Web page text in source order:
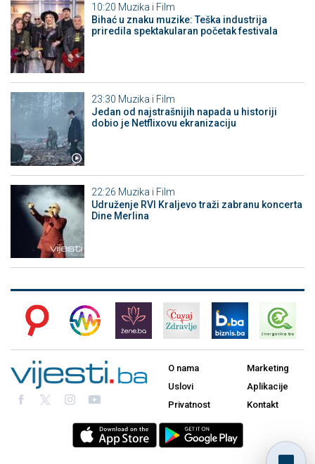
10:20 Muzika i Film
Bihać u znaku muzike: Teška industrija
priredila spektakularan početak festivala
23:30 Muzika i Film
Jedan od najstrašnijih napada u historiji
dobio je Netflixovu ekranizaciju
22:26 Muzika i Film
Udruženje RVI Kraljevo traži zabranu koncerta
Dine Merlina
O nama
Uslovi
Privatnost
Marketing
Aplikacije
Kontakt